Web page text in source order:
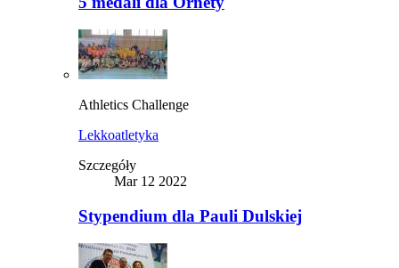
Athletics Challenge
Lekkoatletyka
Szczegóły
Mar 12 2022
Stypendium dla Pauli Dulskiej